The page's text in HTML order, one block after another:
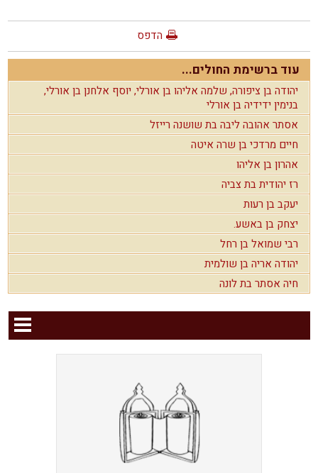
הדפס
עוד ברשימת החולים...
יהודה בן ציפורה, שלמה אליהו בן אורלי, יוסף אלחנן בן אורלי,
בנימין ידידיה בן אורלי
אסתר אהובה ליבה בת שושנה רייזל
חיים מרדכי בן שרה איטה
אהרון בן אליהו
רז יהודית בת צביה
יעקב בן רעות
יצחק בן באשע.
רבי שמואל בן רחל
יהודה אריה בן שולמית
חיה אסתר בת לונה